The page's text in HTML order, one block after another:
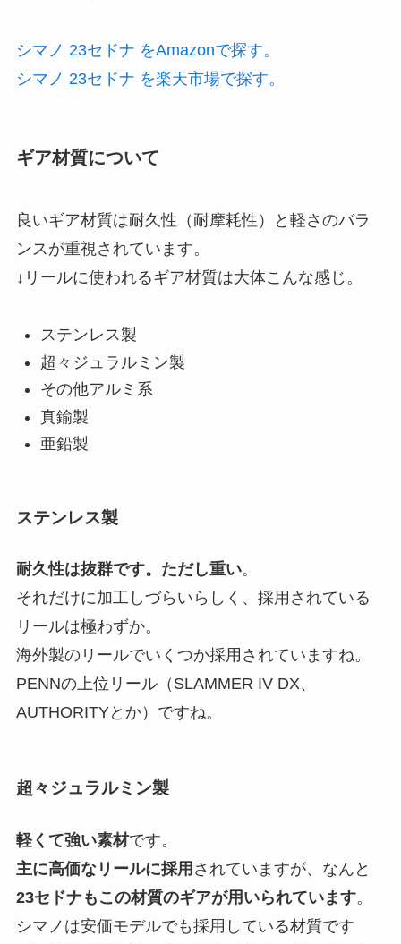
シマノ 23セドナ をAmazonで探す。
シマノ 23セドナ を楽天市場で探す。
ギア材質について
良いギア材質は耐久性（耐摩耗性）と軽さのバラ
ンスが重視されています。
↓リールに使われるギア材質は大体こんな感じ。
ステンレス製
超々ジュラルミン製
その他アルミ系
真鍮製
亜鉛製
ステンレス製
耐久性は抜群です。ただし重い。
それだけに加工しづらいらしく、採用されている
リールは極わずか。
海外製のリールでいくつか採用されていますね。
PENNの上位リール（SLAMMER IV DX、
AUTHORITYとか）ですね。
超々ジュラルミン製
軽くて強い素材です。
主に高価なリールに採用 されていますが、なんと
23セドナもこの材質のギアが用いられています。
シマノは安価モデルでも採用している材質です